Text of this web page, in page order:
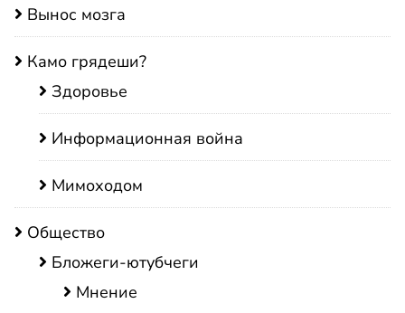
Вынос мозга
Камо грядеши?
Здоровье
Информационная война
Мимоходом
Общество
Бложеги-ютубчеги
Мнение